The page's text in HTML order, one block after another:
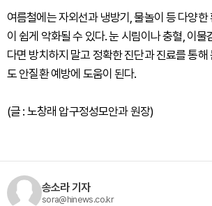
여름철에는 자외선과 냉방기, 물놀이 등 다양
이 쉽게 악화될 수 있다. 눈 시림이나 충혈, 이물
다면 방치하지 말고 정확한 진단과 진료를 통해
도 안질환 예방에 도움이 된다.
(글 : 노창래 압구정성모안과 원장)
송소라 기자
sora@hinews.co.kr